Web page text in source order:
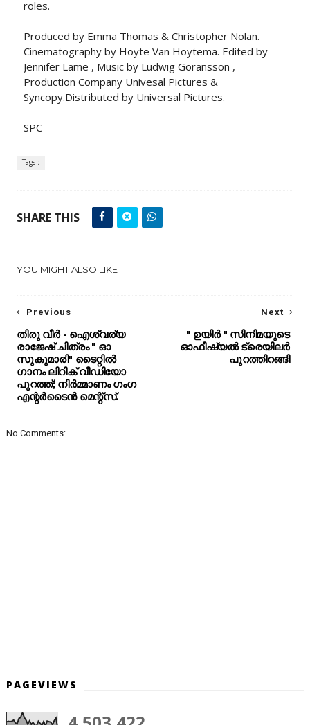
roles.
Produced by Emma Thomas & Christopher Nolan.
Cinematography by Hoyte Van Hoytema. Edited by
Jennifer Lame , Music by Ludwig Goransson ,
Production Company Univesal Pictures &
Syncopy.Distributed by Universal Pictures.
SPC
Tags :
SHARE THIS
YOU MIGHT ALSO LIKE
Next
" ഉയിർ " സിനിമയുടെ
ഓഫീഷ്യൽ ട്രെയിലർ
പുറത്തിറങ്ങി
Previous
തിരു വീർ - ഐശ്വര്യ
രാജേഷ് ചിത്രം " ഓ
സുകുമാരി" ടൈറ്റിൽ
ഗാനം ലിറിക് വീഡിയോ
പുറത്ത്; നിർമ്മാണം ഗംഗ
എന്റർടൈൻ മെന്റ്‌സ്.
No Comments:
PAGEVIEWS